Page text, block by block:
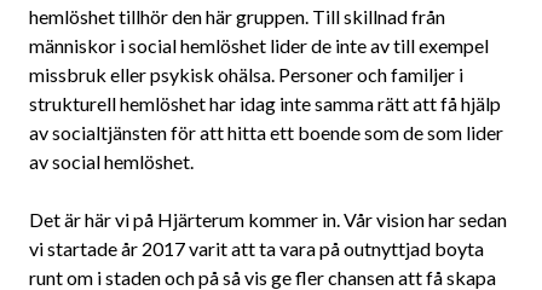
hemlöshet tillhör den här gruppen. Till skillnad från
människor i social hemlöshet lider de inte av till exempel
missbruk eller psykisk ohälsa. Personer och familjer i
strukturell hemlöshet har idag inte samma rätt att få hjälp
av socialtjänsten för att hitta ett boende som de som lider
av social hemlöshet.
Det är här vi på Hjärterum kommer in. Vår vision har sedan
vi startade år 2017 varit att ta vara på outnyttjad boyta
runt om i staden och på så vis ge fler chansen att få skapa